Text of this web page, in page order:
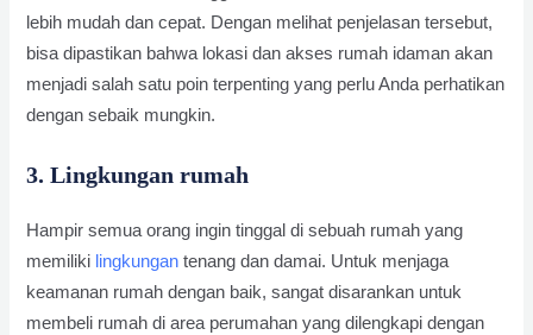
lebih mudah dan cepat. Dengan melihat penjelasan tersebut,
bisa dipastikan bahwa lokasi dan akses rumah idaman akan
menjadi salah satu poin terpenting yang perlu Anda perhatikan
dengan sebaik mungkin.
3. Lingkungan rumah
Hampir semua orang ingin tinggal di sebuah rumah yang
memiliki lingkungan tenang dan damai. Untuk menjaga
keamanan rumah dengan baik, sangat disarankan untuk
membeli rumah di area perumahan yang dilengkapi dengan